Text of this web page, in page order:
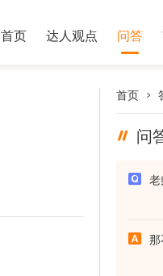
首页 达人观点 问答
首页
问